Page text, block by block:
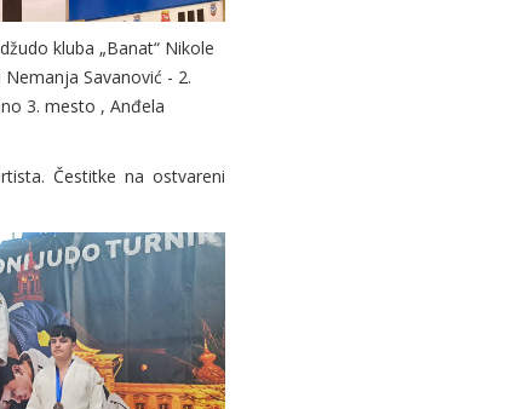
kluba „Banat“ Nikole
Savanović - 2.
3. mesto , Anđela
Čestitke na ostvareni